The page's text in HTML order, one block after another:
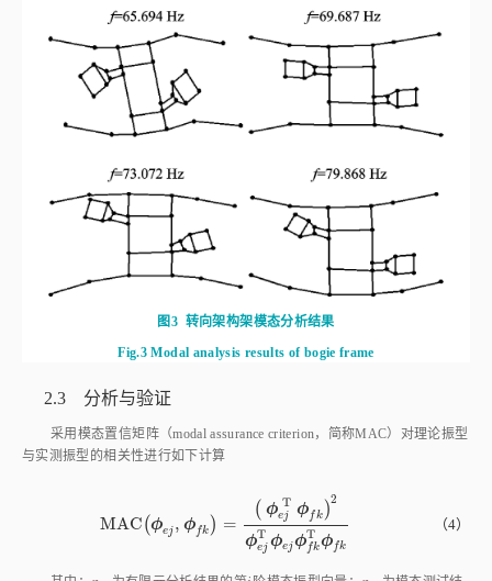
图3 转向架构架模态分析结果
Fig.3 Modal analysis results of bogie frame
2.3 分析与验证
采用模态置信矩阵（modal assurance criterion，简称MAC）对理论振型
与实测振型的相关性进行如下计算
MAC(ϕej , ϕfk ) =
( ϕ T
ej ϕ fk )2
ϕT
ej ϕejϕT
fkϕfk
MACϕej,ϕf k=ϕej Tϕ fk2ϕejTϕejϕfkT （4）